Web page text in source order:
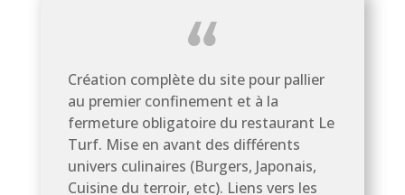
Création complète du site pour pallier
au premier confinement et à la
fermeture obligatoire du restaurant Le
Turf. Mise en avant des différents
univers culinaires (Burgers, Japonais,
Cuisine du terroir, etc). Liens vers les